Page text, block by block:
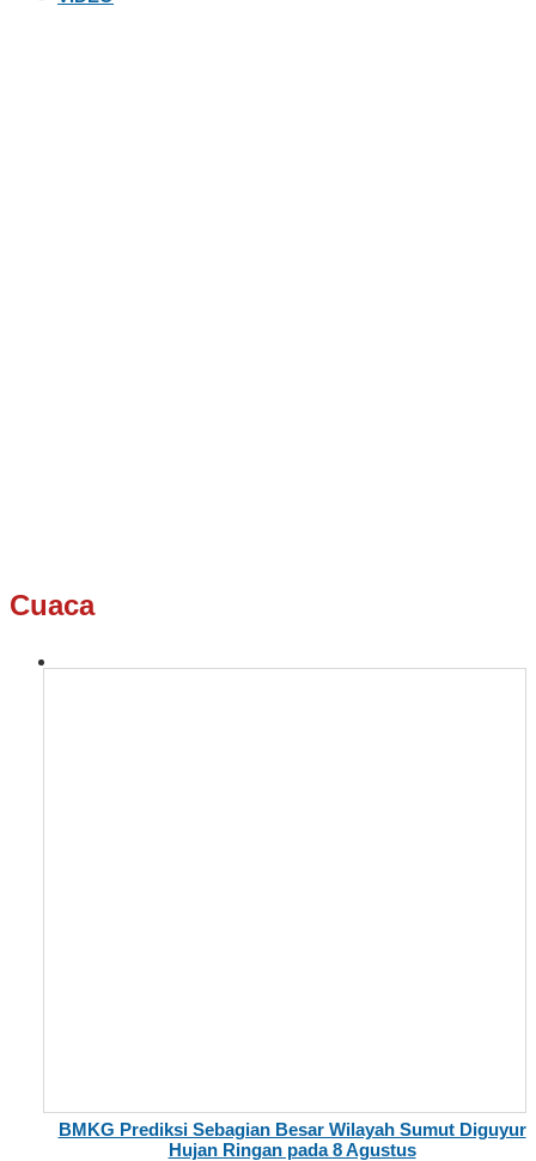
Cuaca
BMKG Prediksi Sebagian Besar Wilayah Sumut Diguyur
Hujan Ringan pada 8 Agustus